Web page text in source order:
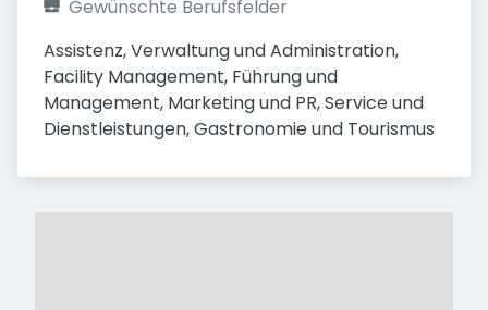
Gewünschte Berufsfelder
Assistenz, Verwaltung und Administration,
Facility Management, Führung und
Management, Marketing und PR, Service und
Dienstleistungen, Gastronomie und Tourismus